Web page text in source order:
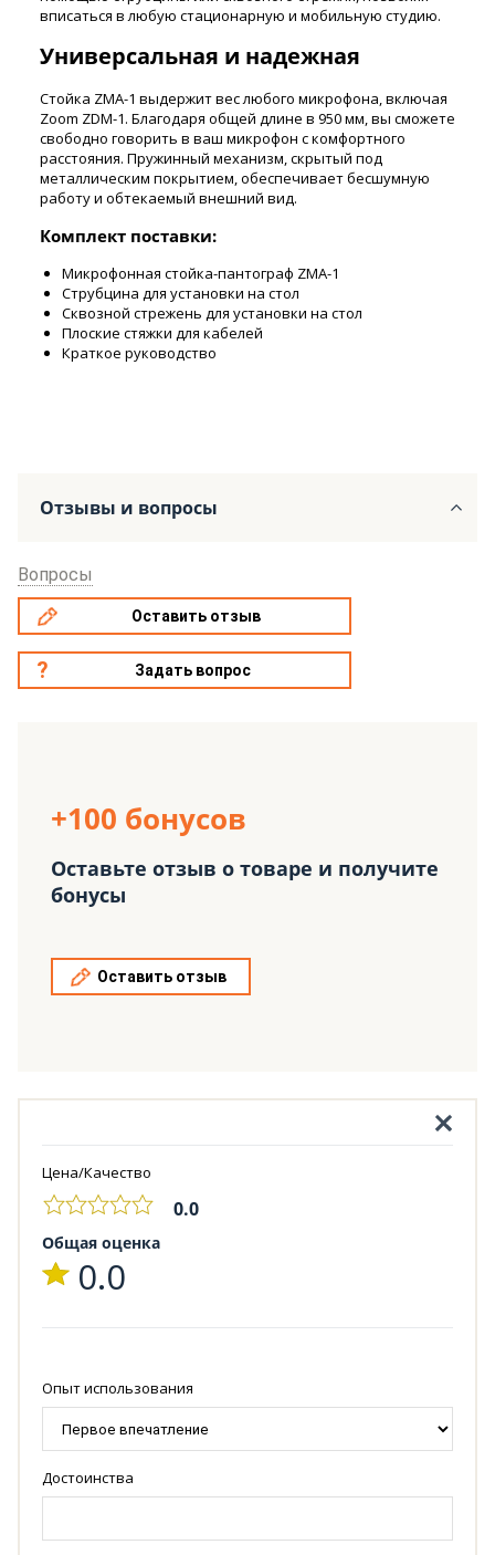
вписаться в любую стационарную и мобильную студию.
Универсальная и надежная
Стойка ZMA-1 выдержит вес любого микрофона, включая
Zoom ZDM-1. Благодаря общей длине в 950 мм, вы сможете
свободно говорить в ваш микрофон с комфортного
расстояния. Пружинный механизм, скрытый под
металлическим покрытием, обеспечивает бесшумную
работу и обтекаемый внешний вид.
Комплект поставки:
Микрофонная стойка-пантограф ZMA-1
Струбцина для установки на стол
Сквозной стрежень для установки на стол
Плоские стяжки для кабелей
Краткое руководство
Отзывы и вопросы
Вопросы
Оставить отзыв
Задать вопрос
+100 бонусов
Оставьте отзыв о товаре и получите
бонусы
Оставить отзыв
Цена/Качество
0.0
Общая оценка
0.0
Опыт использования
Достоинства